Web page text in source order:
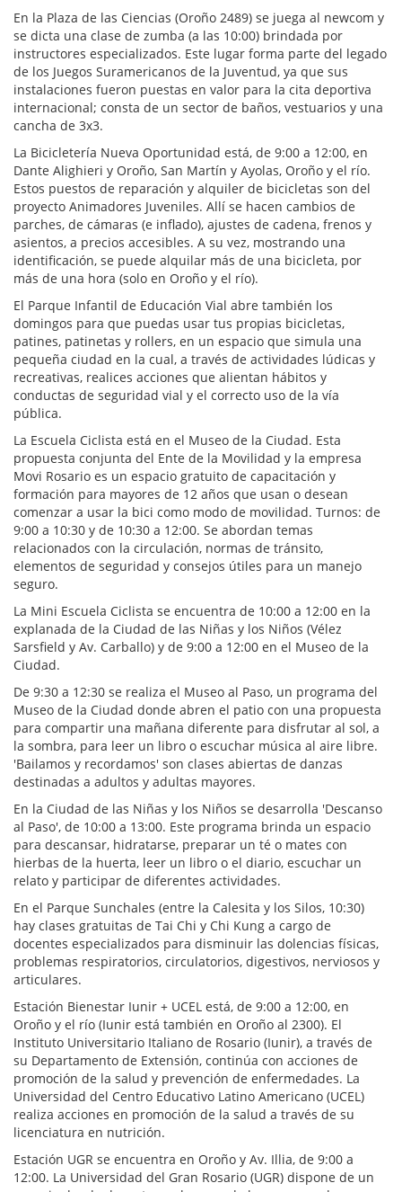
En la Plaza de las Ciencias (Oroño 2489) se juega al newcom y
se dicta una clase de zumba (a las 10:00) brindada por
instructores especializados. Este lugar forma parte del legado
de los Juegos Suramericanos de la Juventud, ya que sus
instalaciones fueron puestas en valor para la cita deportiva
internacional; consta de un sector de baños, vestuarios y una
cancha de 3x3.
La Bicicletería Nueva Oportunidad está, de 9:00 a 12:00, en
Dante Alighieri y Oroño, San Martín y Ayolas, Oroño y el río.
Estos puestos de reparación y alquiler de bicicletas son del
proyecto Animadores Juveniles. Allí se hacen cambios de
parches, de cámaras (e inflado), ajustes de cadena, frenos y
asientos, a precios accesibles. A su vez, mostrando una
identificación, se puede alquilar más de una bicicleta, por
más de una hora (solo en Oroño y el río).
El Parque Infantil de Educación Vial abre también los
domingos para que puedas usar tus propias bicicletas,
patines, patinetas y rollers, en un espacio que simula una
pequeña ciudad en la cual, a través de actividades lúdicas y
recreativas, realices acciones que alientan hábitos y
conductas de seguridad vial y el correcto uso de la vía
pública.
La Escuela Ciclista está en el Museo de la Ciudad. Esta
propuesta conjunta del Ente de la Movilidad y la empresa
Movi Rosario es un espacio gratuito de capacitación y
formación para mayores de 12 años que usan o desean
comenzar a usar la bici como modo de movilidad. Turnos: de
9:00 a 10:30 y de 10:30 a 12:00. Se abordan temas
relacionados con la circulación, normas de tránsito,
elementos de seguridad y consejos útiles para un manejo
seguro.
La Mini Escuela Ciclista se encuentra de 10:00 a 12:00 en la
explanada de la Ciudad de las Niñas y los Niños (Vélez
Sarsfield y Av. Carballo) y de 9:00 a 12:00 en el Museo de la
Ciudad.
De 9:30 a 12:30 se realiza el Museo al Paso, un programa del
Museo de la Ciudad donde abren el patio con una propuesta
para compartir una mañana diferente para disfrutar al sol, a
la sombra, para leer un libro o escuchar música al aire libre.
'Bailamos y recordamos' son clases abiertas de danzas
destinadas a adultos y adultas mayores.
En la Ciudad de las Niñas y los Niños se desarrolla 'Descanso
al Paso', de 10:00 a 13:00. Este programa brinda un espacio
para descansar, hidratarse, preparar un té o mates con
hierbas de la huerta, leer un libro o el diario, escuchar un
relato y participar de diferentes actividades.
En el Parque Sunchales (entre la Calesita y los Silos, 10:30)
hay clases gratuitas de Tai Chi y Chi Kung a cargo de
docentes especializados para disminuir las dolencias físicas,
problemas respiratorios, circulatorios, digestivos, nerviosos y
articulares.
Estación Bienestar Iunir + UCEL está, de 9:00 a 12:00, en
Oroño y el río (Iunir está también en Oroño al 2300). El
Instituto Universitario Italiano de Rosario (Iunir), a través de
su Departamento de Extensión, continúa con acciones de
promoción de la salud y prevención de enfermedades. La
Universidad del Centro Educativo Latino Americano (UCEL)
realiza acciones en promoción de la salud a través de su
licenciatura en nutrición.
Estación UGR se encuentra en Oroño y Av. Illia, de 9:00 a
12:00. La Universidad del Gran Rosario (UGR) dispone de un